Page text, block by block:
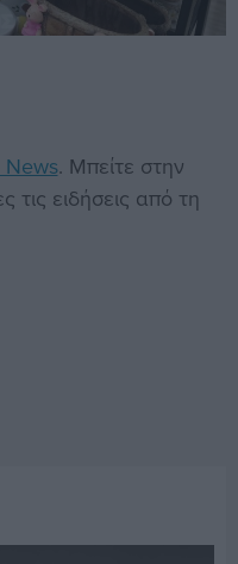
. Μπείτε στην
τις ειδήσεις από τη